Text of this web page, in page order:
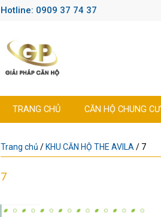
Hotline: 0909 37 74 37
TRANG CHỦ CĂN HỘ CHUNG CƯ
Trang chủ / KHU CĂN HỘ THE AVILA / 7
7